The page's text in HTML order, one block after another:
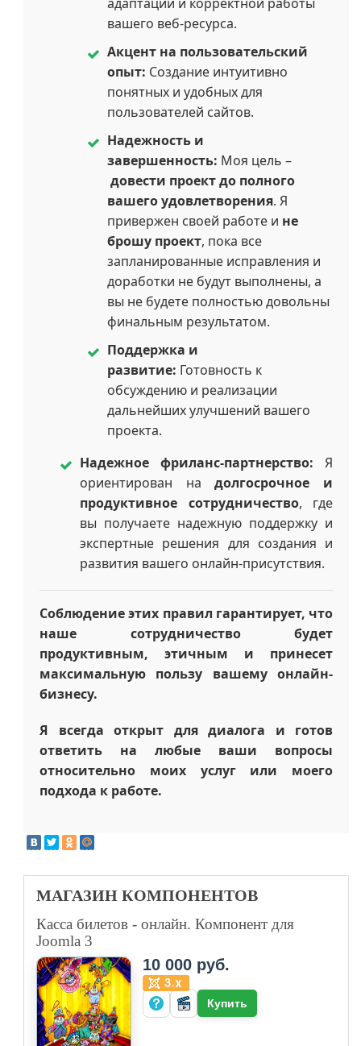
вашего веб-ресурса.
Акцент на пользовательский
опыт: Создание интуитивно
понятных и удобных для
пользователей сайтов.
Надежность и
завершенность: Моя цель –
довести проект до полного
вашего удовлетворения. Я
привержен своей работе и не
брошу проект, пока все
запланированные исправления и
доработки не будут выполнены, а
вы не будете полностью довольны
финальным результатом.
Поддержка и
развитие: Готовность к
обсуждению и реализации
дальнейших улучшений вашего
проекта.
Надежное фриланс-партнерство: Я
ориентирован надолгосрочное и
продуктивное сотрудничество, где
вы получаете надежную поддержку и
экспертные решения для создания и
развития вашего онлайн-присутствия.
Соблюдение этих правил гарантирует, что
наше сотрудничество будет
продуктивным, этичным и принесет
максимальную пользу вашему онлайн-
бизнесу.
Я всегда открыт для диалога и готов
ответить на любые ваши вопросы
относительно моих услуг или моего
подхода к работе.
МАГАЗИН КОМПОНЕНТОВ
Касса билетов - онлайн. Компонент для
Joomla 3
10 000 руб.
Купить